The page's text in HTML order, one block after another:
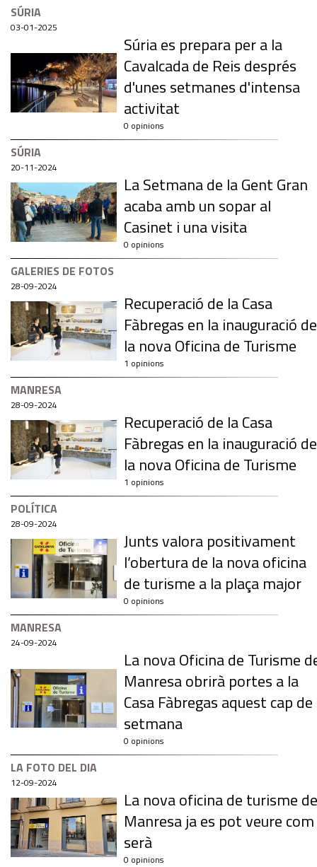
SÚRIA
03-01-2025
Súria es prepara per a la
Cavalcada de Reis després
d'unes setmanes d'intensa
activitat
0 opinions
SÚRIA
20-11-2024
La Setmana de la Gent Gran
acaba amb un sopar al
Casinet i una visita
0 opinions
GALERIES DE FOTOS
28-09-2024
Recuperació de la Casa
Fàbregas en la inauguració de
la nova Oficina de Turisme
1 opinions
MANRESA
28-09-2024
Recuperació de la Casa
Fàbregas en la inauguració de
la nova Oficina de Turisme
1 opinions
POLÍTICA
28-09-2024
Junts valora positivament
l’obertura de la nova oficina
de turisme a la plaça major
0 opinions
MANRESA
24-09-2024
La nova Oficina de Turisme
Manresa obrirà portes a la
Casa Fàbregas aquest cap de
setmana
0 opinions
LA FOTO DEL DIA
12-09-2024
La nova oficina de turisme de
Manresa ja es pot veure com
serà
0 opinions